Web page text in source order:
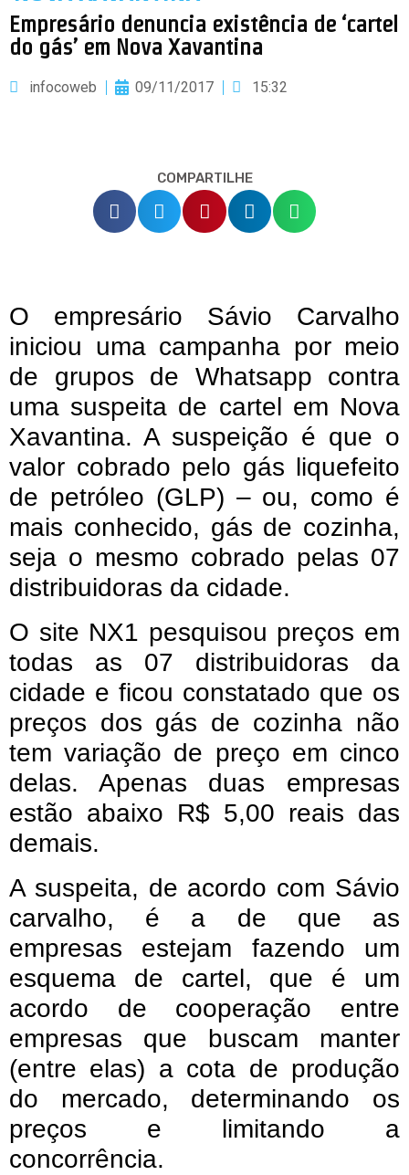
Empresário denuncia existência de ‘cartel
do gás’ em Nova Xavantina
infocoweb 09/11/2017 15:32
COMPARTILHE
O empresário Sávio Carvalho
iniciou uma campanha por meio
de grupos de Whatsapp contra
uma suspeita de cartel em Nova
Xavantina. A suspeição é que o
valor cobrado pelo gás liquefeito
de petróleo (GLP) – ou, como é
mais conhecido, gás de cozinha,
seja o mesmo cobrado pelas 07
distribuidoras da cidade.
O site NX1 pesquisou preços em
todas as 07 distribuidoras da
cidade e ficou constatado que os
preços dos gás de cozinha não
tem variação de preço em cinco
delas. Apenas duas empresas
estão abaixo R$ 5,00 reais das
demais.
A suspeita, de acordo com Sávio
carvalho, é a de que as
empresas estejam fazendo um
esquema de cartel, que é um
acordo de cooperação entre
empresas que buscam manter
(entre elas) a cota de produção
do mercado, determinando os
preços e limitando a
concorrência.